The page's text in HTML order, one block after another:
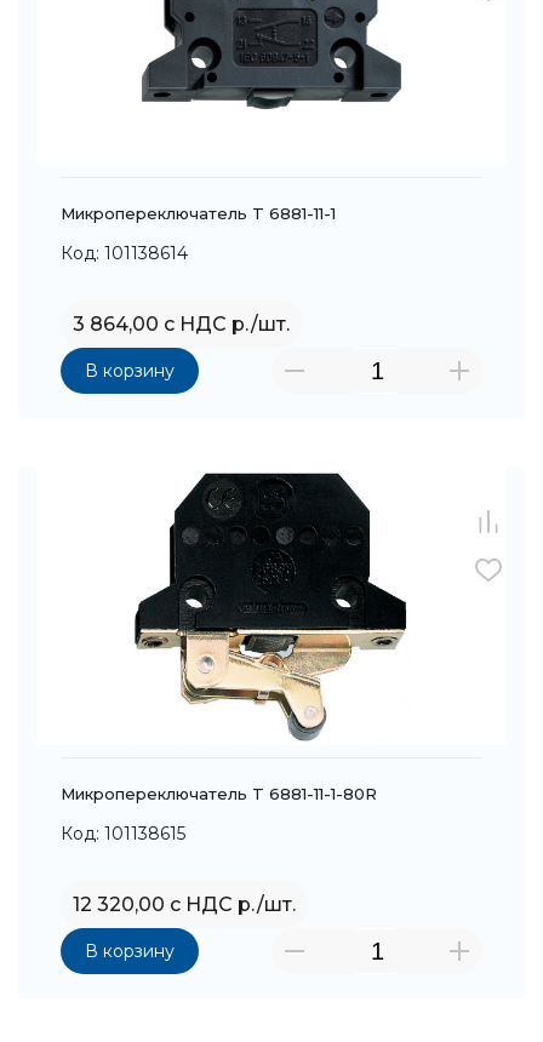
Микропереключатель T 6881-11-1
Код: 101138614
3 864,00 с НДС р./шт.
В корзину
Микропереключатель T 6881-11-1-80R
Код: 101138615
12 320,00 с НДС р./шт.
В корзину